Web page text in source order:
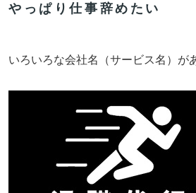
やっぱり仕事辞めたい
いろいろな会社名（サービス名）が